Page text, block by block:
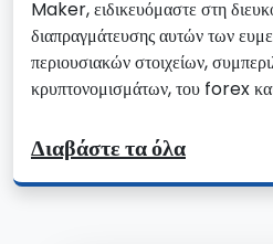
Maker, ειδικευόμαστε στη
διαπραγμάτευσης αυτών των
περιουσιακών στοιχείων,
κρυπτονομισμάτων, του forex
Διαβάστε τα όλα